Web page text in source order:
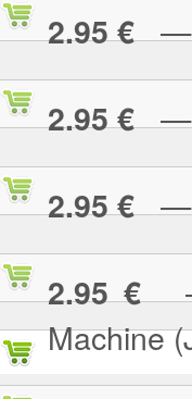
2.95 €—
2.95 €—
2.95 €—
2.95 €—
Machine